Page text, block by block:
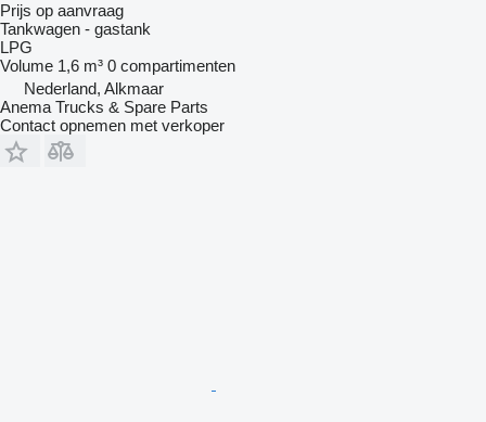
Prijs op aanvraag
Tankwagen - gastank
LPG
Volume 1,6 m³ 0 compartimenten
Nederland, Alkmaar
Anema Trucks & Spare Parts
Contact opnemen met verkoper